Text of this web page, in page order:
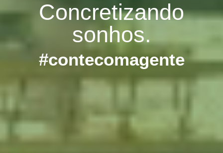
Concretizando
sonhos.
#contecomagente